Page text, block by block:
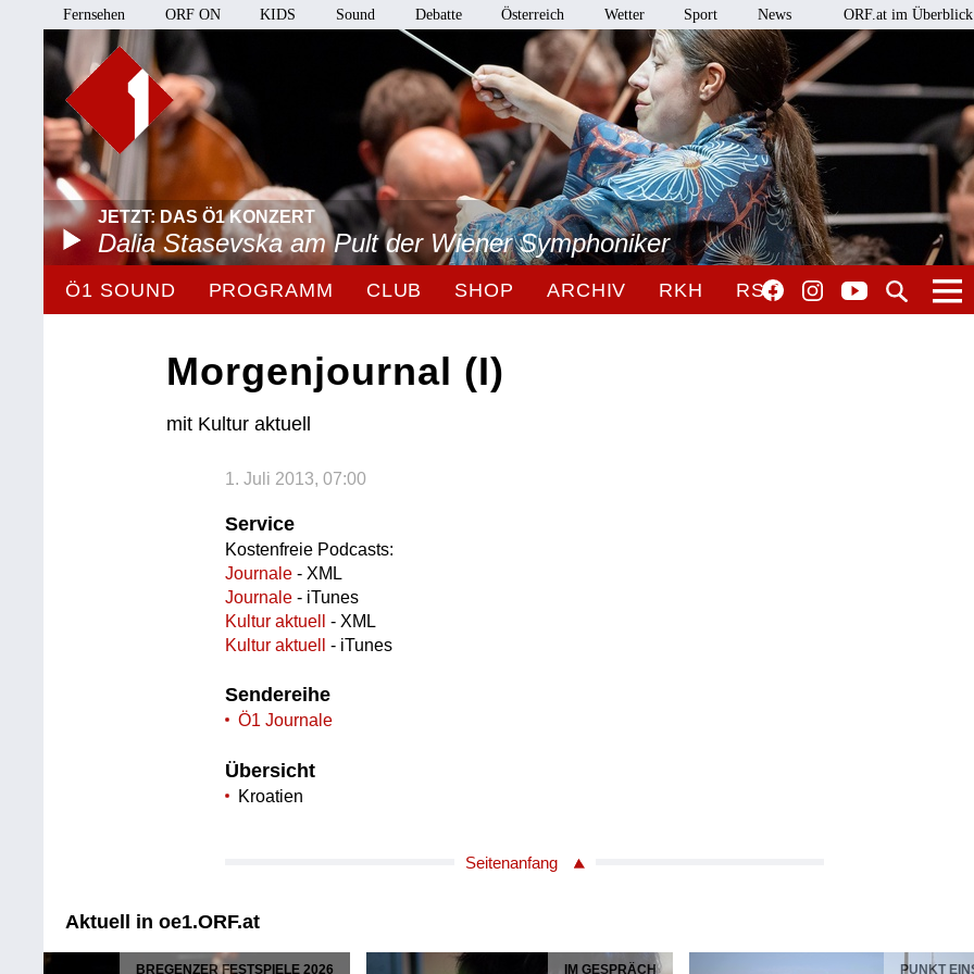
Fernsehen ORF ON KIDS Sound Debatte Österreich Wetter Sport News ORF.at im Überblick
JETZT: DAS Ö1 KONZERT
Dalia Stasevska am Pult der Wiener Symphoniker
Ö1 SOUND PROGRAMM CLUB SHOP ARCHIV RKH RSO
Morgenjournal (I)
mit Kultur aktuell
1. Juli 2013, 07:00
Service
Kostenfreie Podcasts:
Journale - XML
Journale - iTunes
Kultur aktuell
- XML
Kultur aktuell
- iTunes
Sendereihe
Ö1 Journale
Übersicht
Kroatien
Seitenanfang
Aktuell in oe1.ORF.at
BREGENZER FESTSPIELE 2026 IM GESPRÄCH PUNKT